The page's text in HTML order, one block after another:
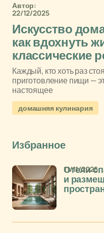
Автор:
22/12/2025
Искусство
как вдохнуть
классические
Каждый, кто хоть раз
приготовление пищи —
настоящее
домашняя кулинария
Избранное
Отели
и
11/11/2025